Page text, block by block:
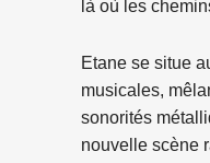
là où les
Etane se situe
musicales,
sonorités
nouvelle scène